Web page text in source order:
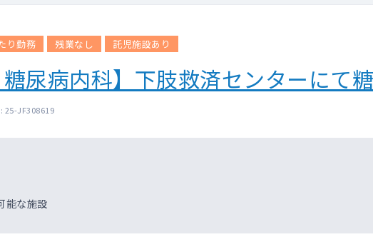
り勤務 残業なし 託児施設あり
尿病内科】下肢救済センターにて
25-JF308619
能な施設